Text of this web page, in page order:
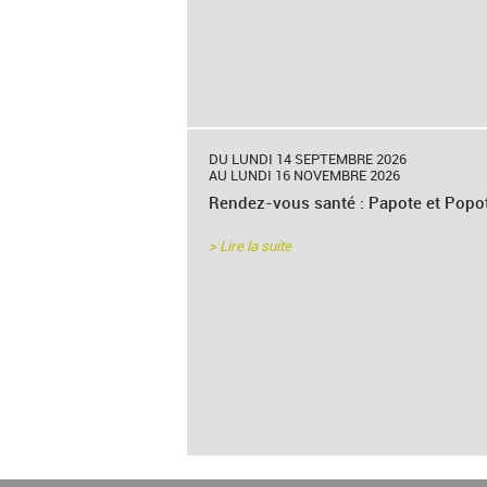
DU LUNDI 14 SEPTEMBRE 2026
AU LUNDI 16 NOVEMBRE 2026
Rendez-vous santé : Papote et
> Lire la suite